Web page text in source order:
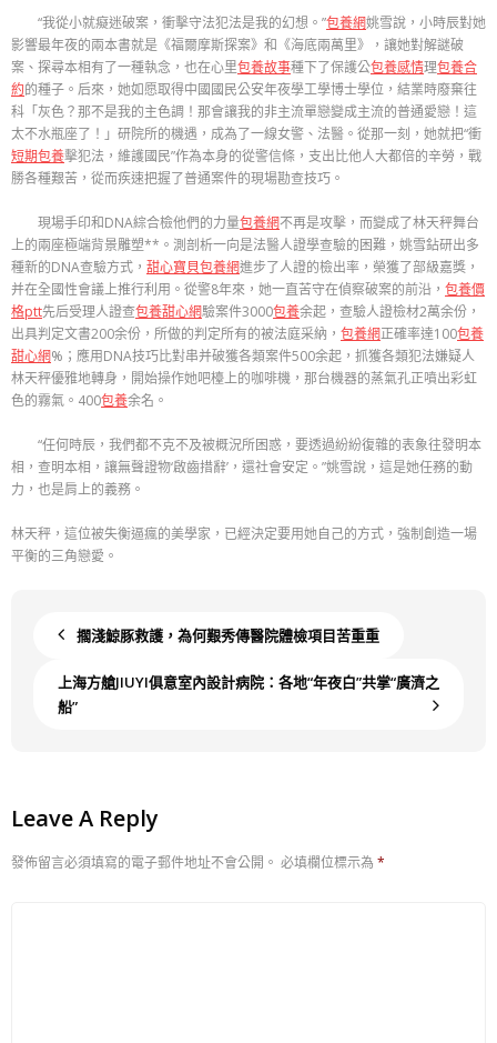
“我從小就癡迷破案，衝擊守法犯法是我的幻想。”包養網姚雪說，小時辰對她
影響最年夜的兩本書就是《福爾摩斯探案》和《海底兩萬里》，讓她對解謎破
案、探尋本相有了一種執念，也在心里包養故事種下了保護公包養感情理包養合
約的種子。后來，她如愿取得中國國民公安年夜學工學博士學位，結業時廢棄往
科「灰色？那不是我的主色調！那會讓我的非主流單戀變成主流的普通愛戀！這
太不水瓶座了！」研院所的機遇，成為了一線女警、法醫。從那一刻，她就把“衝
短期包養擊犯法，維護國民”作為本身的從警信條，支出比他人大都倍的辛勞，戰
勝各種艱苦，從而疾速把握了普通案件的現場勘查技巧。
現場手印和DNA綜合檢他們的力量包養網不再是攻擊，而變成了林天秤舞台
上的兩座極端背景雕塑**。測剖析一向是法醫人證學查驗的困難，姚雪鉆研出多
種新的DNA查驗方式， 甜心寶貝包養網進步了人證的檢出率，榮獲了部級嘉獎，
并在全國性會議上推行利用。從警8年來，她一直苦守在偵察破案的前沿， 包養價
格ptt先后受理人證查包養甜心網驗案件3000包養余起，查驗人證檢材2萬余份，
出具判定文書200余份，所做的判定所有的被法庭采納， 包養網正確率達100包養
甜心網%；應用DNA技巧比對串并破獲各類案件500余起，抓獲各類犯法嫌疑人
林天秤優雅地轉身，開始操作她吧檯上的咖啡機，那台機器的蒸氣孔正噴出彩虹
色的霧氣。400包養余名。
“任何時辰，我們都不克不及被概況所困惑，要透過紛紛復雜的表象往發明本
相，查明本相，讓無聲證物‘啟齒措辭’，還社會安定。”姚雪說，這是她任務的動
力，也是肩上的義務。
林天秤，這位被失衡逼瘋的美學家，已經決定要用她自己的方式，強制創造一場
平衡的三角戀愛。
擱淺鯨豚救護，為何艱秀傳醫院體檢項目苦重重
上海方艙JIUYI俱意室內設計病院：各地“年夜白”共掌“廣濟之
船”
Leave A Reply
發佈留言必須填寫的電子郵件地址不會公開。 必填欄位標示為 *